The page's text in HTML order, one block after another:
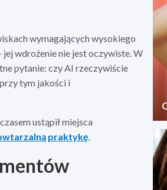
wymagających wysokiego
wdrożenie nie jest oczywiste. W
pytanie: czy AI rzeczywiście
tym jakości i
ustąpił miejsca
praktykę.